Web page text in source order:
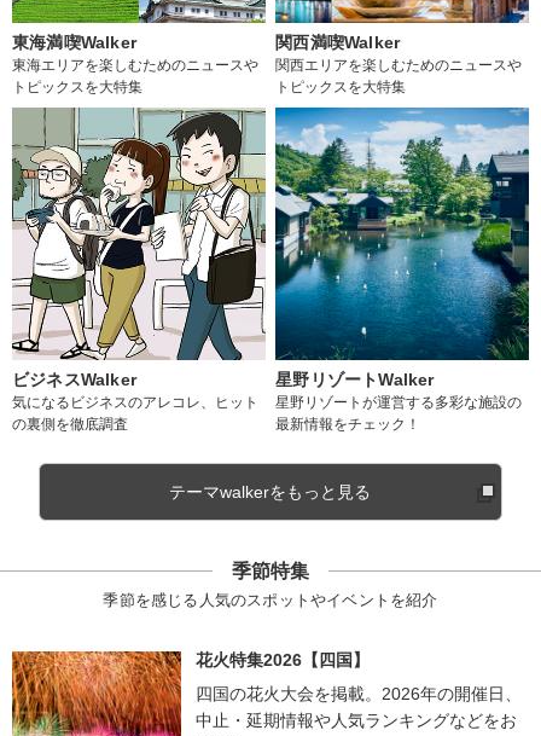
東海満喫Walker
東海エリアを楽しむためのニュースや
トピックスを大特集
関西満喫Walker
関西エリアを楽しむためのニュースや
トピックスを大特集
ビジネスWalker
気になるビジネスのアレコレ、ヒット
の裏側を徹底調査
星野リゾートWalker
星野リゾートが運営する多彩な施設の
最新情報をチェック！
テーマwalkerをもっと見る
季節特集
季節を感じる人気のスポットやイベントを紹介
花火特集2026【四国】
四国の花火大会を掲載。2026年の開催日、
中止・延期情報や人気ランキングなどをお